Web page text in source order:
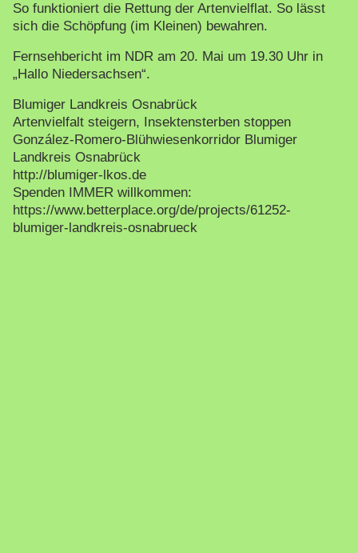
So funktioniert die Rettung der Artenvielflat. So lässt
sich die Schöpfung (im Kleinen) bewahren.
Fernsehbericht im NDR am 20. Mai um 19.30 Uhr in
„Hallo Niedersachsen“.
Blumiger Landkreis Osnabrück
Artenvielfalt steigern, Insektensterben stoppen
González-Romero-Blühwiesenkorridor Blumiger
Landkreis Osnabrück
http://blumiger-lkos.de
Spenden IMMER willkommen:
https://www.betterplace.org/de/projects/61252-
blumiger-landkreis-osnabrueck